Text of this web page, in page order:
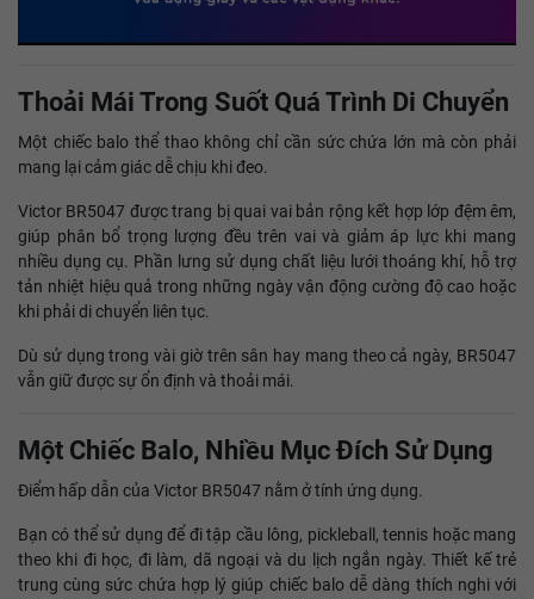
Thoải Mái Trong Suốt Quá Trình Di Chuyển
Một chiếc balo thể thao không chỉ cần sức chứa lớn mà còn phải
mang lại cảm giác dễ chịu khi đeo.
Victor BR5047 được trang bị quai vai bản rộng kết hợp lớp đệm êm,
giúp phân bổ trọng lượng đều trên vai và giảm áp lực khi mang
nhiều dụng cụ. Phần lưng sử dụng chất liệu lưới thoáng khí, hỗ trợ
tản nhiệt hiệu quả trong những ngày vận động cường độ cao hoặc
khi phải di chuyển liên tục.
Dù sử dụng trong vài giờ trên sân hay mang theo cả ngày, BR5047
vẫn giữ được sự ổn định và thoải mái.
Một Chiếc Balo, Nhiều Mục Đích Sử Dụng
Điểm hấp dẫn của Victor BR5047 nằm ở tính ứng dụng.
Bạn có thể sử dụng để đi tập cầu lông, pickleball, tennis hoặc mang
theo khi đi học, đi làm, dã ngoại và du lịch ngắn ngày. Thiết kế trẻ
trung cùng sức chứa hợp lý giúp chiếc balo dễ dàng thích nghi với